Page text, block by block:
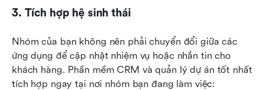
3. Tích hợp hệ sinh thái
Nhóm của bạn không nên phải chuyển đổi giữa các
ứng dụng để cập nhật nhiệm vụ hoặc nhắn tin cho
khách hàng. Phần mềm CRM và quản lý dự án tốt nhất
tích hợp ngay tại nơi nhóm bạn đang làm việc: